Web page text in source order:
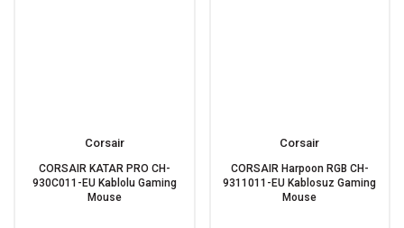
Corsair
CORSAIR KATAR PRO CH-
930C011-EU Kablolu Gaming
Mouse
Corsair
CORSAIR Harpoon RGB CH-
9311011-EU Kablosuz Gaming
Mouse